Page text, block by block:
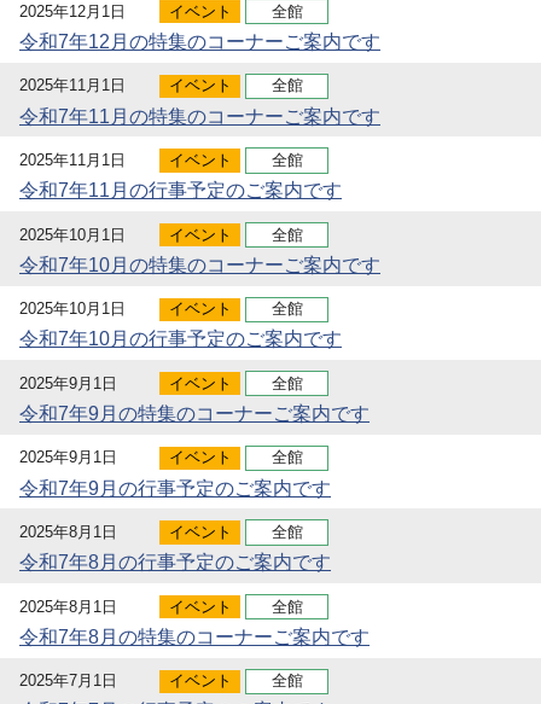
2025年12月1日 イベント 全館
令和7年12月の特集のコーナーご案内です
2025年11月1日 イベント 全館
令和7年11月の特集のコーナーご案内です
2025年11月1日 イベント 全館
令和7年11月の行事予定のご案内です
2025年10月1日 イベント 全館
令和7年10月の特集のコーナーご案内です
2025年10月1日 イベント 全館
令和7年10月の行事予定のご案内です
2025年9月1日 イベント 全館
令和7年9月の特集のコーナーご案内です
2025年9月1日 イベント 全館
令和7年9月の行事予定のご案内です
2025年8月1日 イベント 全館
令和7年8月の行事予定のご案内です
2025年8月1日 イベント 全館
令和7年8月の特集のコーナーご案内です
2025年7月1日 イベント 全館